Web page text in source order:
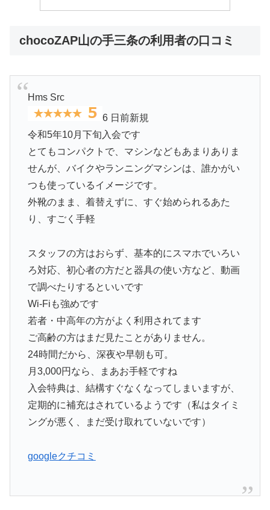
chocoZAP山の手三条の利用者の口コミ
Hms Src
6 日前新規
令和5年10月下旬入会です
とてもコンパクトで、マシンなどもあまりありま
せんが、バイクやランニングマシンは、誰かがい
つも使っているイメージです。
外靴のまま、着替えずに、すぐ始められるあた
り、すごく手軽
スタッフの方はおらず、基本的にスマホでいろい
ろ対応、初心者の方だと器具の使い方など、動画
で調べたりするといいです
Wi-Fiも強めです
若者・中高年の方がよく利用されてます
ご高齢の方はまだ見たことがありません。
24時間だから、深夜や早朝も可。
月3,000円なら、まあお手軽ですね
入会特典は、結構すぐなくなってしまいますが、
定期的に補充はされているようです（私はタイミ
ングが悪く、まだ受け取れていないです）
googleクチコミ